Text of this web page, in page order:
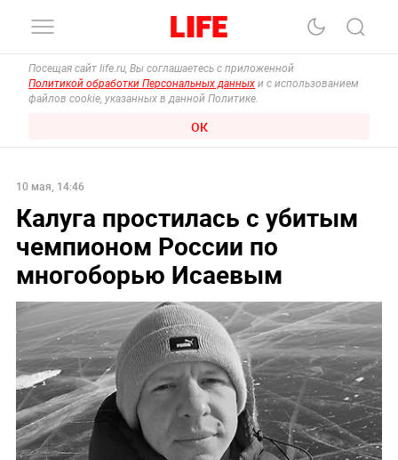
Посещая сайт life.ru, Вы соглашаетесь с приложенной
Политикой обработки Персональных данных и с использованием
файлов cookie, указанных в данной Политике.
ОК
10 мая, 14:46
Калуга простилась с убитым
чемпионом России по
многоборью Исаевым